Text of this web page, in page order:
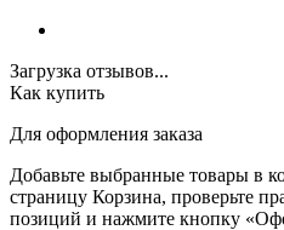
Загрузка отзывов...
Как купить
Для оформления заказа
Добавьте выбранные товары в
страницу Корзина, проверьте
позиций и нажмите кнопку